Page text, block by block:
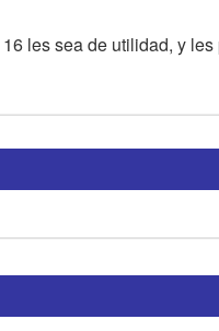
les sea de utilidad, y